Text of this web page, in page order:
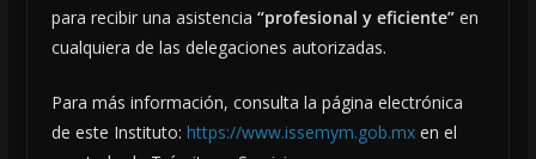
para recibir una asistencia “profesional y eficiente”en
cualquiera de las delegaciones autorizadas.
Para más información, consulta la página electrónica
de este Instituto: https://www.issemym.gob.mxen el